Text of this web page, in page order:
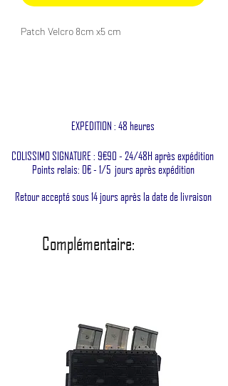
Patch Velcro 8cm x5 cm
EXPEDITION : 48 heures
COLISSIMO SIGNATURE : 9€90 - 24/48H après expédition
Points relais: 0€ - 1/5 jours après expédition
Retour accepté sous 14 jours après la date de livraison
Complémentaire: